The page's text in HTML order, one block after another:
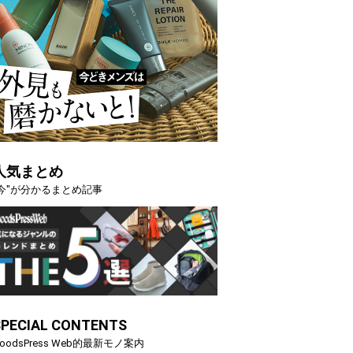
気まとめ
"が分かるまとめ記事
CONTENTS
Web的最新モノ案内